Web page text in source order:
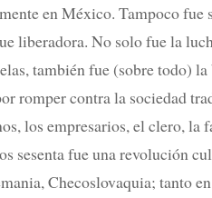
en México. Tampoco fue
liberadora. No solo fue la
también fue (sobre todo)
romper contra la sociedad
los empresarios, el clero, la
sesenta fue una revolución
Checoslovaquia; tanto